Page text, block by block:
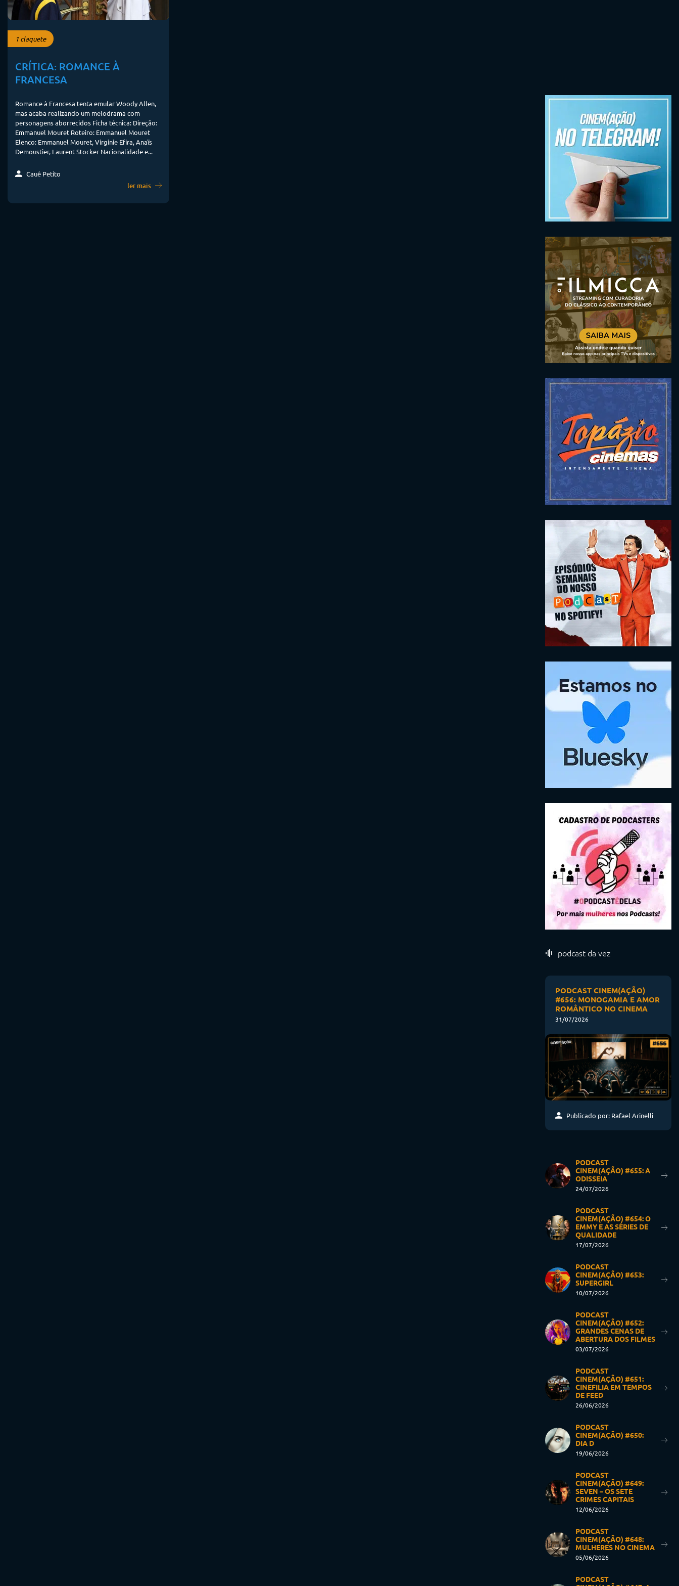
1 claquete
CRÍTICA: ROMANCE À
FRANCESA
Romance à Francesa tenta emular Woody Allen,
mas acaba realizando um melodrama com
personagens aborrecidos Ficha técnica: Direção:
Emmanuel Mouret Roteiro: Emmanuel Mouret
Elenco: Emmanuel Mouret, Virginie Efira, Anaïs
Demoustier, Laurent Stocker Nacionalidade e...
Cauê Petito
ler mais
podcast da vez
PODCAST CINEM(AÇÃO)
#656: MONOGAMIA E AMOR
ROMÂNTICO NO CINEMA
31/07/2026
Publicado por: Rafael Arinelli
PODCAST
CINEM(AÇÃO) #655: A
ODISSEIA
24/07/2026
PODCAST
CINEM(AÇÃO) #654: O
EMMY E AS SÉRIES DE
QUALIDADE
17/07/2026
PODCAST
CINEM(AÇÃO) #653:
SUPERGIRL
10/07/2026
PODCAST
CINEM(AÇÃO) #652:
GRANDES CENAS DE
ABERTURA DOS FILMES
03/07/2026
PODCAST
CINEM(AÇÃO) #651:
CINEFILIA EM TEMPOS
DE FEED
26/06/2026
PODCAST
CINEM(AÇÃO) #650:
DIA D
19/06/2026
PODCAST
CINEM(AÇÃO) #649:
SEVEN – OS SETE
CRIMES CAPITAIS
12/06/2026
PODCAST
CINEM(AÇÃO) #648:
MULHERES NO CINEMA
05/06/2026
PODCAST